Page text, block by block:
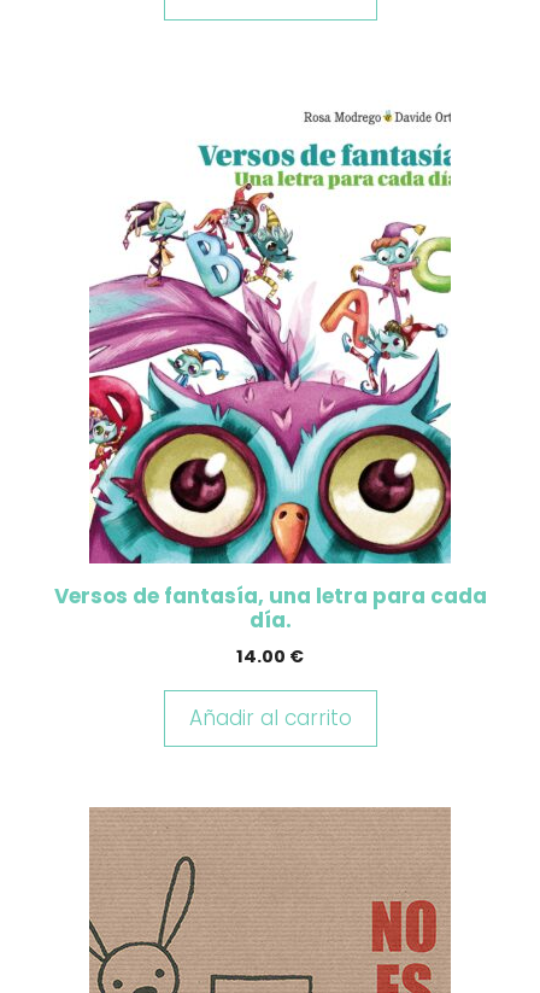
Versos de fantasía, una letra para cada
día.
14.00 €
Añadir al carrito